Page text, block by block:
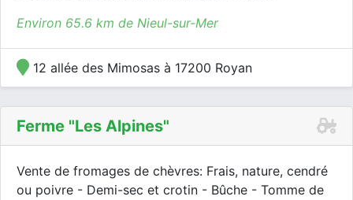
Environ 65.6 km de Nieul-sur-Mer
12 allée des Mimosas à 17200 Royan
Ferme "les Alpines"
Vente de fromages de chèvres: Frais, nature, cendré
ou poivre - Demi-sec et crotin - Bûche - Tomme de